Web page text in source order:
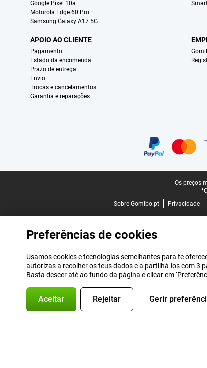
Google Pixel 10a
Motorola Edge 60 Pro
Samsung Galaxy A17 5G
APOIO AO CLIENTE
Pagamento
Estado da encomenda
Prazo de entrega
Envio
Trocas e cancelamentos
Garantia e reparações
Os preços
Sobre Gomibo.pt
Privacidade
Preferências de cookies
Usamos cookies e tecnologias semelhantes para te
autorizas a recolher os teus dados e a partilhá-los com 3
Basta descer até ao fundo da página e clicar em
Aceitar Rejeitar Gerir